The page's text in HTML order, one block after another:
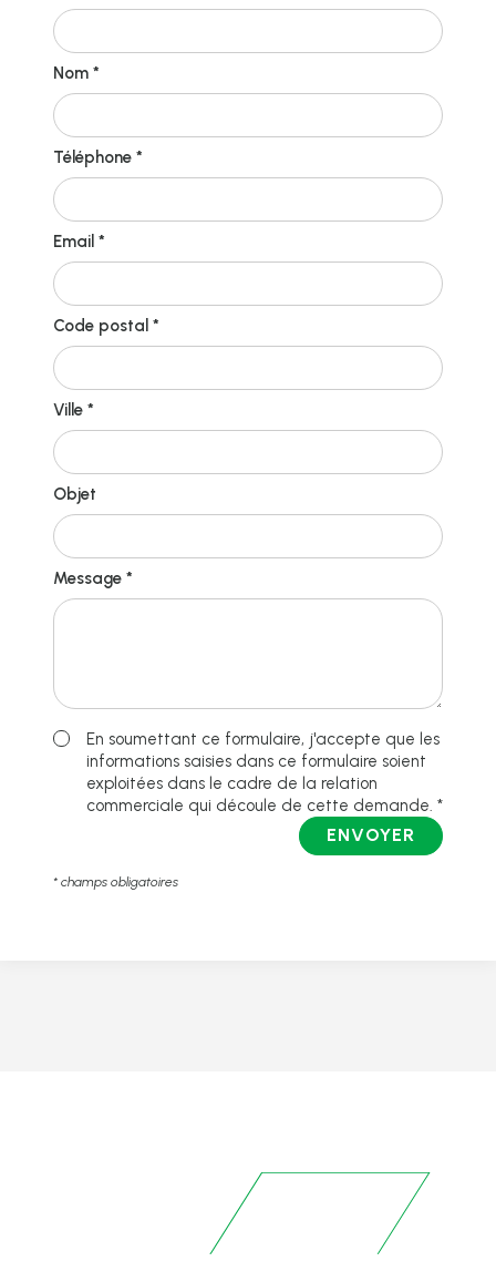
Nom *
Téléphone *
Email *
Code postal *
Ville *
Objet
Message *
En soumettant ce formulaire, j'accepte que les
informations saisies dans ce formulaire soient
exploitées dans le cadre de la relation
commerciale qui découle de cette demande. *
ENVOYER
* champs obligatoires